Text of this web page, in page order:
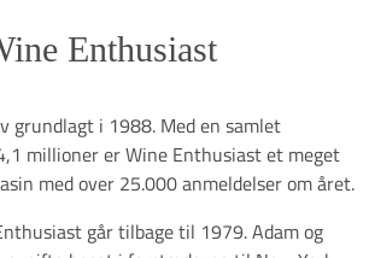
Enthusiast
grundlagt i 1988. Med en samlet
millioner er Wine Enthusiast et meget
med over 25.000 anmeldelser om året.
går tilbage til 1979. Adam og